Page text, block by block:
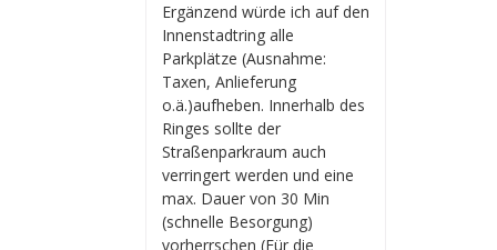
Ergänzend würde ich auf den
Innenstadtring alle
Parkplätze (Ausnahme:
Taxen, Anlieferung
o.ä.)aufheben. Innerhalb des
Ringes sollte der
Straßenparkraum auch
verringert werden und eine
max. Dauer von 30 Min
(schnelle Besorgung)
vorherrschen (Für die